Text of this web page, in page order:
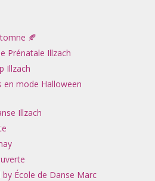
🍂
Prénatale Illzach
Illzach
en mode Halloween
Illzach
by École de Danse Marc